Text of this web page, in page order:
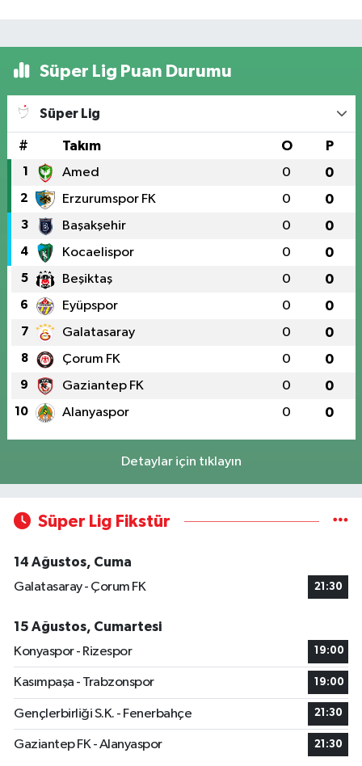
Süper Lig Puan Durumu
Süper Lig
# Takım O P
1 Amed 0 0
2 Erzurumspor FK 0 0
3 Başakşehir 0 0
4 Kocaelispor 0 0
5 Beşiktaş 0 0
6 Eyüpspor 0 0
7 Galatasaray 0 0
8 Çorum FK 0 0
9 Gaziantep FK 0 0
10 Alanyaspor 0 0
Detaylar için tıklayın
Süper Lig Fikstür
14 Ağustos, Cuma
Galatasaray - Çorum FK
21:30
15 Ağustos, Cumartesi
Konyaspor - Rizespor
19:00
Kasımpaşa - Trabzonspor 19:00
Gençlerbirliği S.K. - Fenerbahçe 21:30
Gaziantep FK - Alanyaspor 21:30